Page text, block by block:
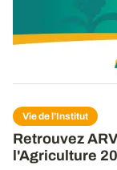
rapport
Vie de l’Institut
Retrouvez
l'Agriculture